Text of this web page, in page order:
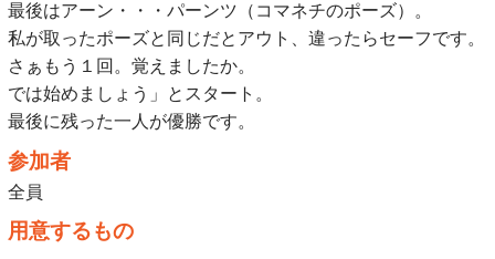
最後はアーン・・・パーンツ（コマネチのポーズ）。
私が取ったポーズと同じだとアウト、違ったらセーフです。
さぁもう１回。覚えましたか。
では始めましょう」とスタート。
最後に残った一人が優勝です。
参加者
全員
用意するもの